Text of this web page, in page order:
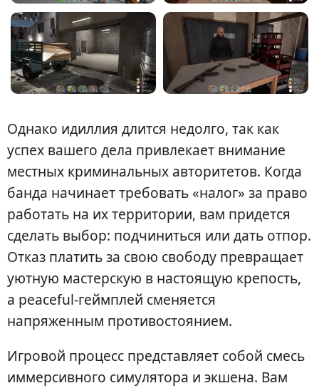
Однако идиллия длится недолго, так как
успех вашего дела привлекает внимание
местных криминальных авторитетов. Когда
банда начинает требовать «налог» за право
работать на их территории, вам придется
сделать выбор: подчиниться или дать отпор.
Отказ платить за свою свободу превращает
уютную мастерскую в настоящую крепость,
а peaceful-геймплей сменяется
напряженным противостоянием.
Игровой процесс представляет собой смесь
иммерсивного симулятора и экшена. Вам